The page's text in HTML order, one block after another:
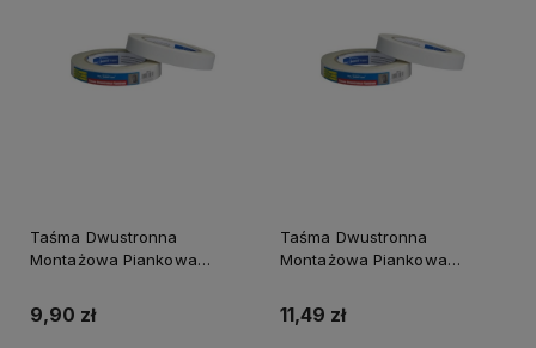
Taśma Dwustronna
Montażowa Piankowa
9,90 zł
Taśma Dwustronna
Montażowa Piankowa
11,49 zł